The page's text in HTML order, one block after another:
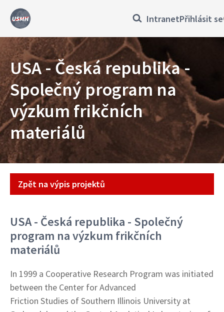
Přejít
obsahu
Přihlásit
se
IntranetPřihlásit se
USA - Česká republika -
Společný program na
výzkum frikčních
materiálů
Projekt
Zpět na výpis projektů
USA - Česká republika - Společný
program na výzkum frikčních
materiálů
In 1999 a Cooperative Research Program was initiated
between the Center for Advanced
Friction Studies of Southern Illinois University at